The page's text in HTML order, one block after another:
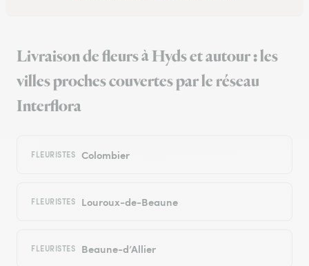
Livraison de fleurs à Hyds et autour : les
villes proches couvertes par le réseau
Interflora
FLEURISTES Colombier
FLEURISTES Louroux-de-Beaune
FLEURISTES Beaune-d’Allier